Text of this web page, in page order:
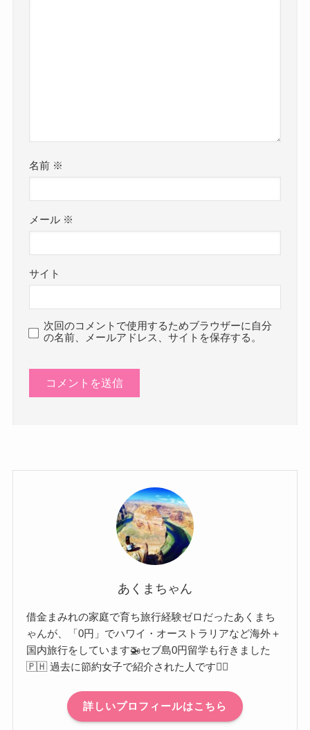
名前 ※
メール ※
サイト
次回のコメントで使用するためブラウザーに自分
の名前、メールアドレス、サイトを保存する。
あくまちゃん
借金まみれの家庭で育ち旅行経験ゼロだったあくまち
ゃんが、「0円」でハワイ・オーストラリアなど海外＋
国内旅行をしています🚁セブ島0円留学も行きました
🇵🇭 過去に節約女子で紹介された人です🙋‍♀️
詳しいプロフィールはこちら